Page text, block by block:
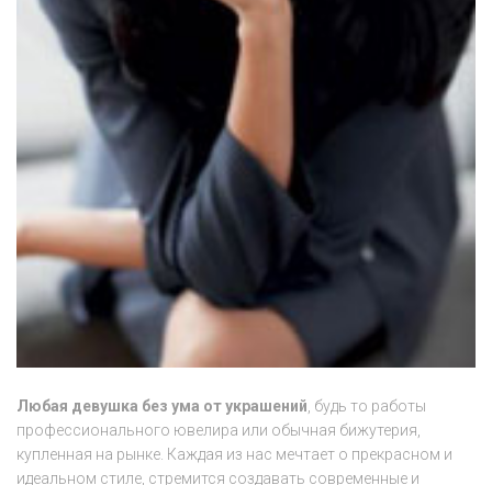
Любая девушка без ума от украшений, будь то работы
профессионального ювелира или обычная бижутерия,
купленная на рынке. Каждая из нас мечтает о прекрасном и
идеальном стиле, стремится создавать современные и